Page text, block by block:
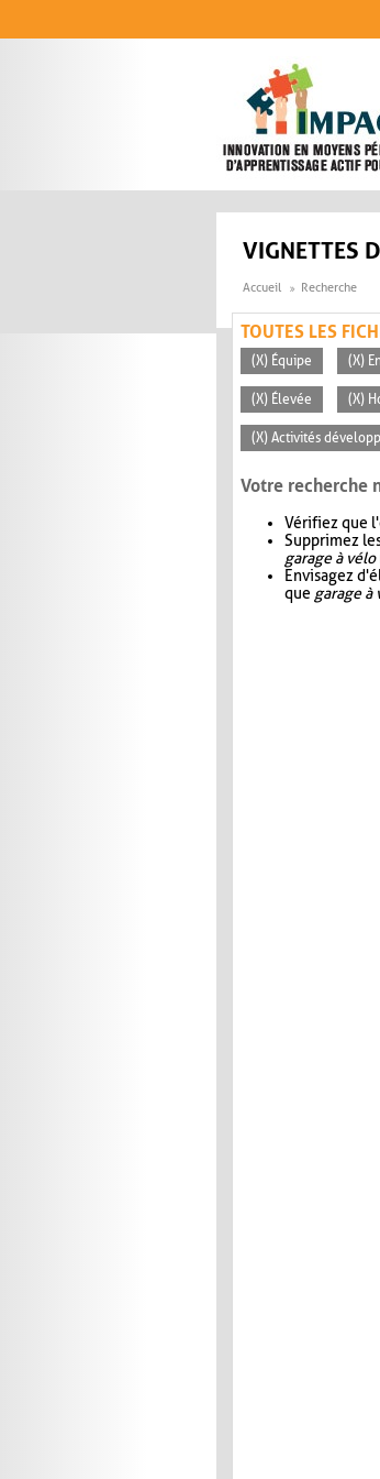
VIGNETTES
Accueil Recherche
TOUTES LES
(X) Équipe (X)
(X) Élevée (X)
(X) Activités
Votre recherche
Vérifiez que
Supprimez
garage à vélo
Envisagez
que garage à